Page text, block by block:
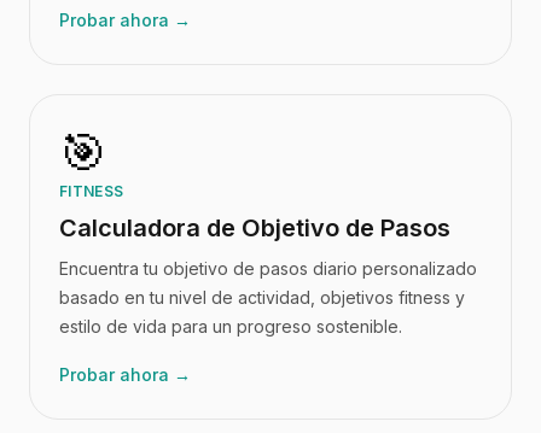
Probar ahora →
🎯
FITNESS
Calculadora de Objetivo de Pasos
Encuentra tu objetivo de pasos diario personalizado
basado en tu nivel de actividad, objetivos fitness y
estilo de vida para un progreso sostenible.
Probar ahora →